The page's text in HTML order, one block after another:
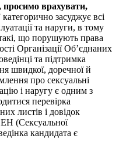
просимо врахувати,
засуджує всі
та наруги, в тому
що порушують права
Організації Об’єднаних
та підтримка
швидкої, доречної й
про сексуальні
і наругу є одним з
перевірка
листів і довідок
(Сексуальної
кандидата є